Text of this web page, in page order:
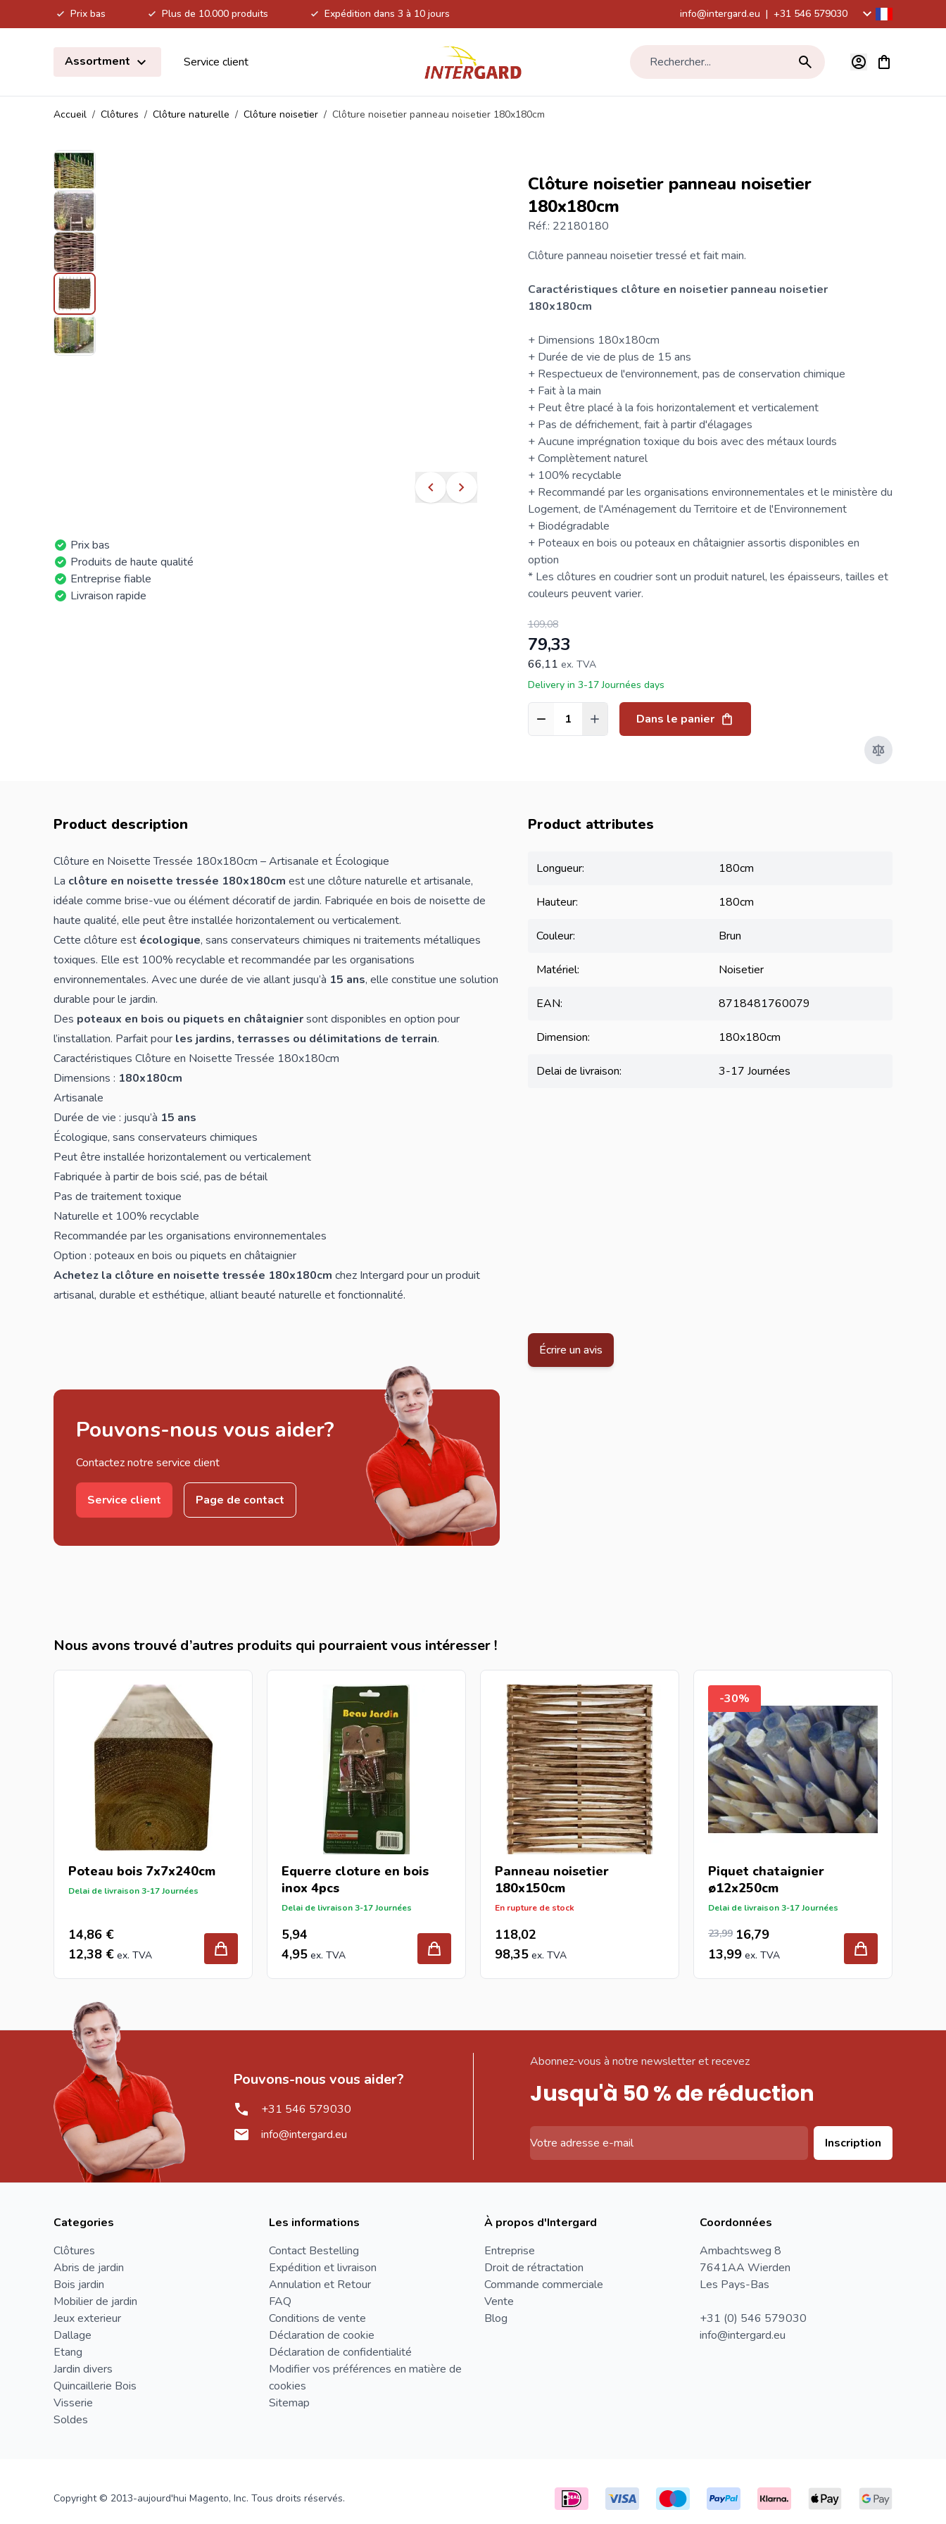
Prix bas Plus de 10.000 produits Expédition dans 3 à 10 jours info@intergard.eu | +31 546 579030
Assortment
Service client Rechercher... Voir le
Accueil / Clôtures / Clôture naturelle / Clôture noisetier / Clôture noisetier panneau noisetier 180x180cm
Prix bas
Produits de haute qualité
Entreprise fiable
Livraison rapide
Clôture noisetier panneau noisetier
180x180cm
Réf.: 22180180
Clôture panneau noisetier tressé et fait main.
Caractéristiques clôture en noisetier panneau noisetier
180x180cm
+ Dimensions 180x180cm
+ Durée de vie de plus de 15 ans
+ Respectueux de l'environnement, pas de conservation chimique
+ Fait à la main
+ Peut être placé à la fois horizontalement et verticalement
+ Pas de défrichement, fait à partir d'élagages
+ Aucune imprégnation toxique du bois avec des métaux lourds
+ Complètement naturel
+ 100% recyclable
+ Recommandé par les organisations environnementales et le ministère du
Logement, de l'Aménagement du Territoire et de l'Environnement
+ Biodégradable
+ Poteauxen bois ou poteaux en châtaignier assortis disponibles en
option
* Les clôtures en coudrier sont un produit naturel, les épaisseurs, tailles et
couleurs peuvent varier.
109,08
79,33
66,11 ex. TVA
Delivery in 3-17 Journées days
Quantité Dans le panier
Product description
Clôture en Noisette Tressée 180x180cm – Artisanale et Écologique
La clôture en noisette tressée 180x180cm est une clôture naturelle et artisanale,
idéale comme brise-vue ou élément décoratif de jardin. Fabriquée en bois de noisette de
haute qualité, elle peut être installée horizontalement ou verticalement.
Cette clôture est écologique, sans conservateurs chimiques ni traitements métalliques
toxiques. Elle est 100% recyclable et recommandée par les organisations
environnementales. Avec une durée de vie allant jusqu’à 15 ans, elle constitue une solution
durable pour le jardin.
Des poteaux en bois ou piquets en châtaigniersont disponibles en option pour
l’installation. Parfait pour les jardins, terrasses ou délimitations de terrain.
Caractéristiques Clôture en Noisette Tressée 180x180cm
Dimensions : 180x180cm
Artisanale
Durée de vie : jusqu’à 15 ans
Écologique, sans conservateurs chimiques
Peut être installée horizontalement ou verticalement
Fabriquée à partir de bois scié, pas de bétail
Pas de traitement toxique
Naturelle et 100% recyclable
Recommandée par les organisations environnementales
Option : poteaux en bois ou piquets en châtaignier
Achetez la clôture en noisette tressée 180x180cm chez Intergard pour un produit
artisanal, durable et esthétique, alliant beauté naturelle et fonctionnalité.
Product attributes
Longueur: 180cm
Hauteur: 180cm
Couleur: Brun
Matériel: Noisetier
EAN: 8718481760079
Dimension: 180x180cm
Delai de livraison: 3-17 Journées
Pouvons-nous vous aider?
Contactez notre service client
Service client Page de contact
Écrire un avis
Nous avons trouvé d’autres produits qui pourraient vous intéresser !
Poteau bois 7x7x240cm
Delai de livraison 3-17 Journées
14,86 €
12,38 €
Equerre cloture en bois
inox 4pcs
Delai de livraison 3-17 Journées
5,94
4,95
Panneau noisetier
180x150cm
En rupture de stock
118,02
98,35
-30%
Piquet chataignier
ø12x250cm
Delai de livraison 3-17 Journées
Prix Spécial
16,79
13,99
Prix normal
23,99
19,99
Pouvons-nous vous aider?
+31 546 579030
info@intergard.eu
Abonnez-vous à notre newsletter et recevez
Jusqu'à 50 % de réduction
Inscription
Categories
Clôtures
Abris de jardin
Bois jardin
Mobilier de jardin
Jeux exterieur
Dallage
Etang
Jardin divers
Quincaillerie Bois
Visserie
Soldes
Les informations
Contact Bestelling
Expédition et livraison
Annulation et Retour
FAQ
Conditions de vente
Déclaration de cookie
Déclaration de confidentialité
Modifier vos préférences en matière de
cookies
Sitemap
À propos d'Intergard
Entreprise
Droit de rétractation
Commande commerciale
Vente
Blog
Coordonnées
Ambachtsweg 8
7641AA Wierden
Les Pays-Bas
+31 (0) 546 579030
info@intergard.eu
Copyright © 2013-aujourd'hui Magento, Inc. Tous droits réservés.